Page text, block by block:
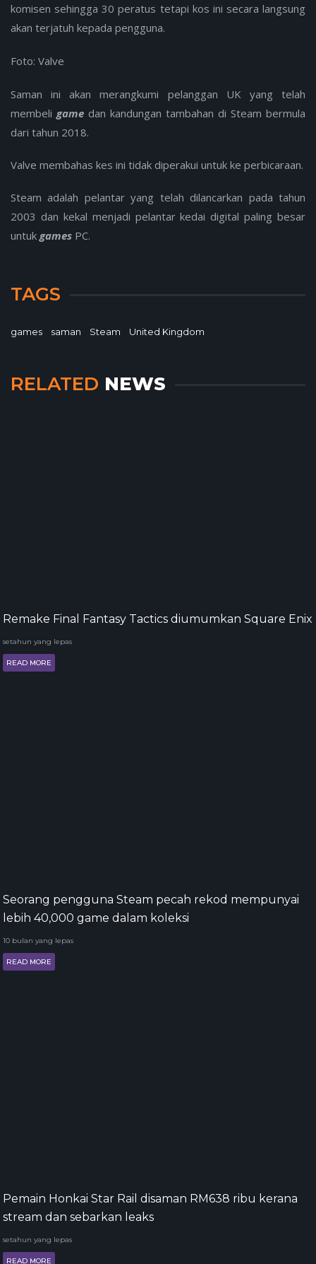
komisen sehingga 30 peratus tetapi kos ini secara langsung
akan terjatuh kepada pengguna.
Foto: Valve
Saman ini akan merangkumi pelanggan UK yang telah
membeli game dan kandungan tambahan di Steam bermula
dari tahun 2018.
Valve membahas kes ini tidak diperakui untuk ke perbicaraan.
Steam adalah pelantar yang telah dilancarkan pada tahun
2003 dan kekal menjadi pelantar kedai digital paling besar
untuk games PC.
TAGS
games saman Steam United Kingdom
RELATED NEWS
Remake Final Fantasy Tactics diumumkan Square Enix
setahun yang lepas
READ MORE
Seorang pengguna Steam pecah rekod mempunyai
lebih 40,000 game dalam koleksi
10 bulan yang lepas
READ MORE
Pemain Honkai Star Rail disaman RM638 ribu kerana
stream dan sebarkan leaks
setahun yang lepas
READ MORE